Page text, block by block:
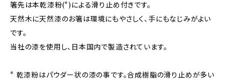
箸先は本乾漆粉(*)による滑り止め付きです。
天然木に天然漆のお箸は環境にもやさしく、手にもなじみがよい
です。
当社の漆を使用し、日本国内で製造されています。
* 乾漆粉はパウダー状の漆の事です。合成樹脂の滑り止めが多い